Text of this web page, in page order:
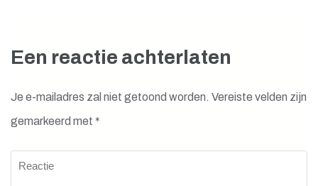
Een reactie achterlaten
Je e-mailadres zal niet getoond worden. Vereiste velden zijn
gemarkeerd met *
Reactie